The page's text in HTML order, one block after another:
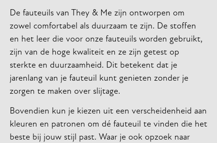
De fauteuils van They & Me zijn ontworpen om
zowel comfortabel als duurzaam te zijn. De stoffen
en het leer die voor onze fauteuils worden gebruikt,
zijn van de hoge kwaliteit en ze zijn getest op
sterkte en duurzaamheid. Dit betekent dat je
jarenlang van je fauteuil kunt genieten zonder je
zorgen te maken over slijtage.
Bovendien kun je kiezen uit een verscheidenheid aan
kleuren en patronen om dé fauteuil te vinden die het
beste bij jouw stijl past. Waar je ook opzoek naar